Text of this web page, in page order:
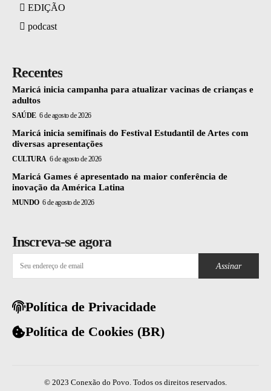
EDIÇÃO
podcast
Recentes
Maricá inicia campanha para atualizar vacinas de crianças e
adultos
SAÚDE 6 de agosto de 2026
Maricá inicia semifinais do Festival Estudantil de Artes com
diversas apresentações
CULTURA 6 de agosto de 2026
Maricá Games é apresentado na maior conferência de
inovação da América Latina
MUNDO 6 de agosto de 2026
Inscreva-se agora
Assinar
Política de Privacidade
Política de Cookies (BR)
© 2023 Conexão do Povo. Todos os direitos reservados.